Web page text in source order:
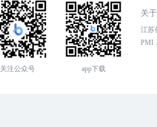
关注公众号 app下载
关
江苏
PMI